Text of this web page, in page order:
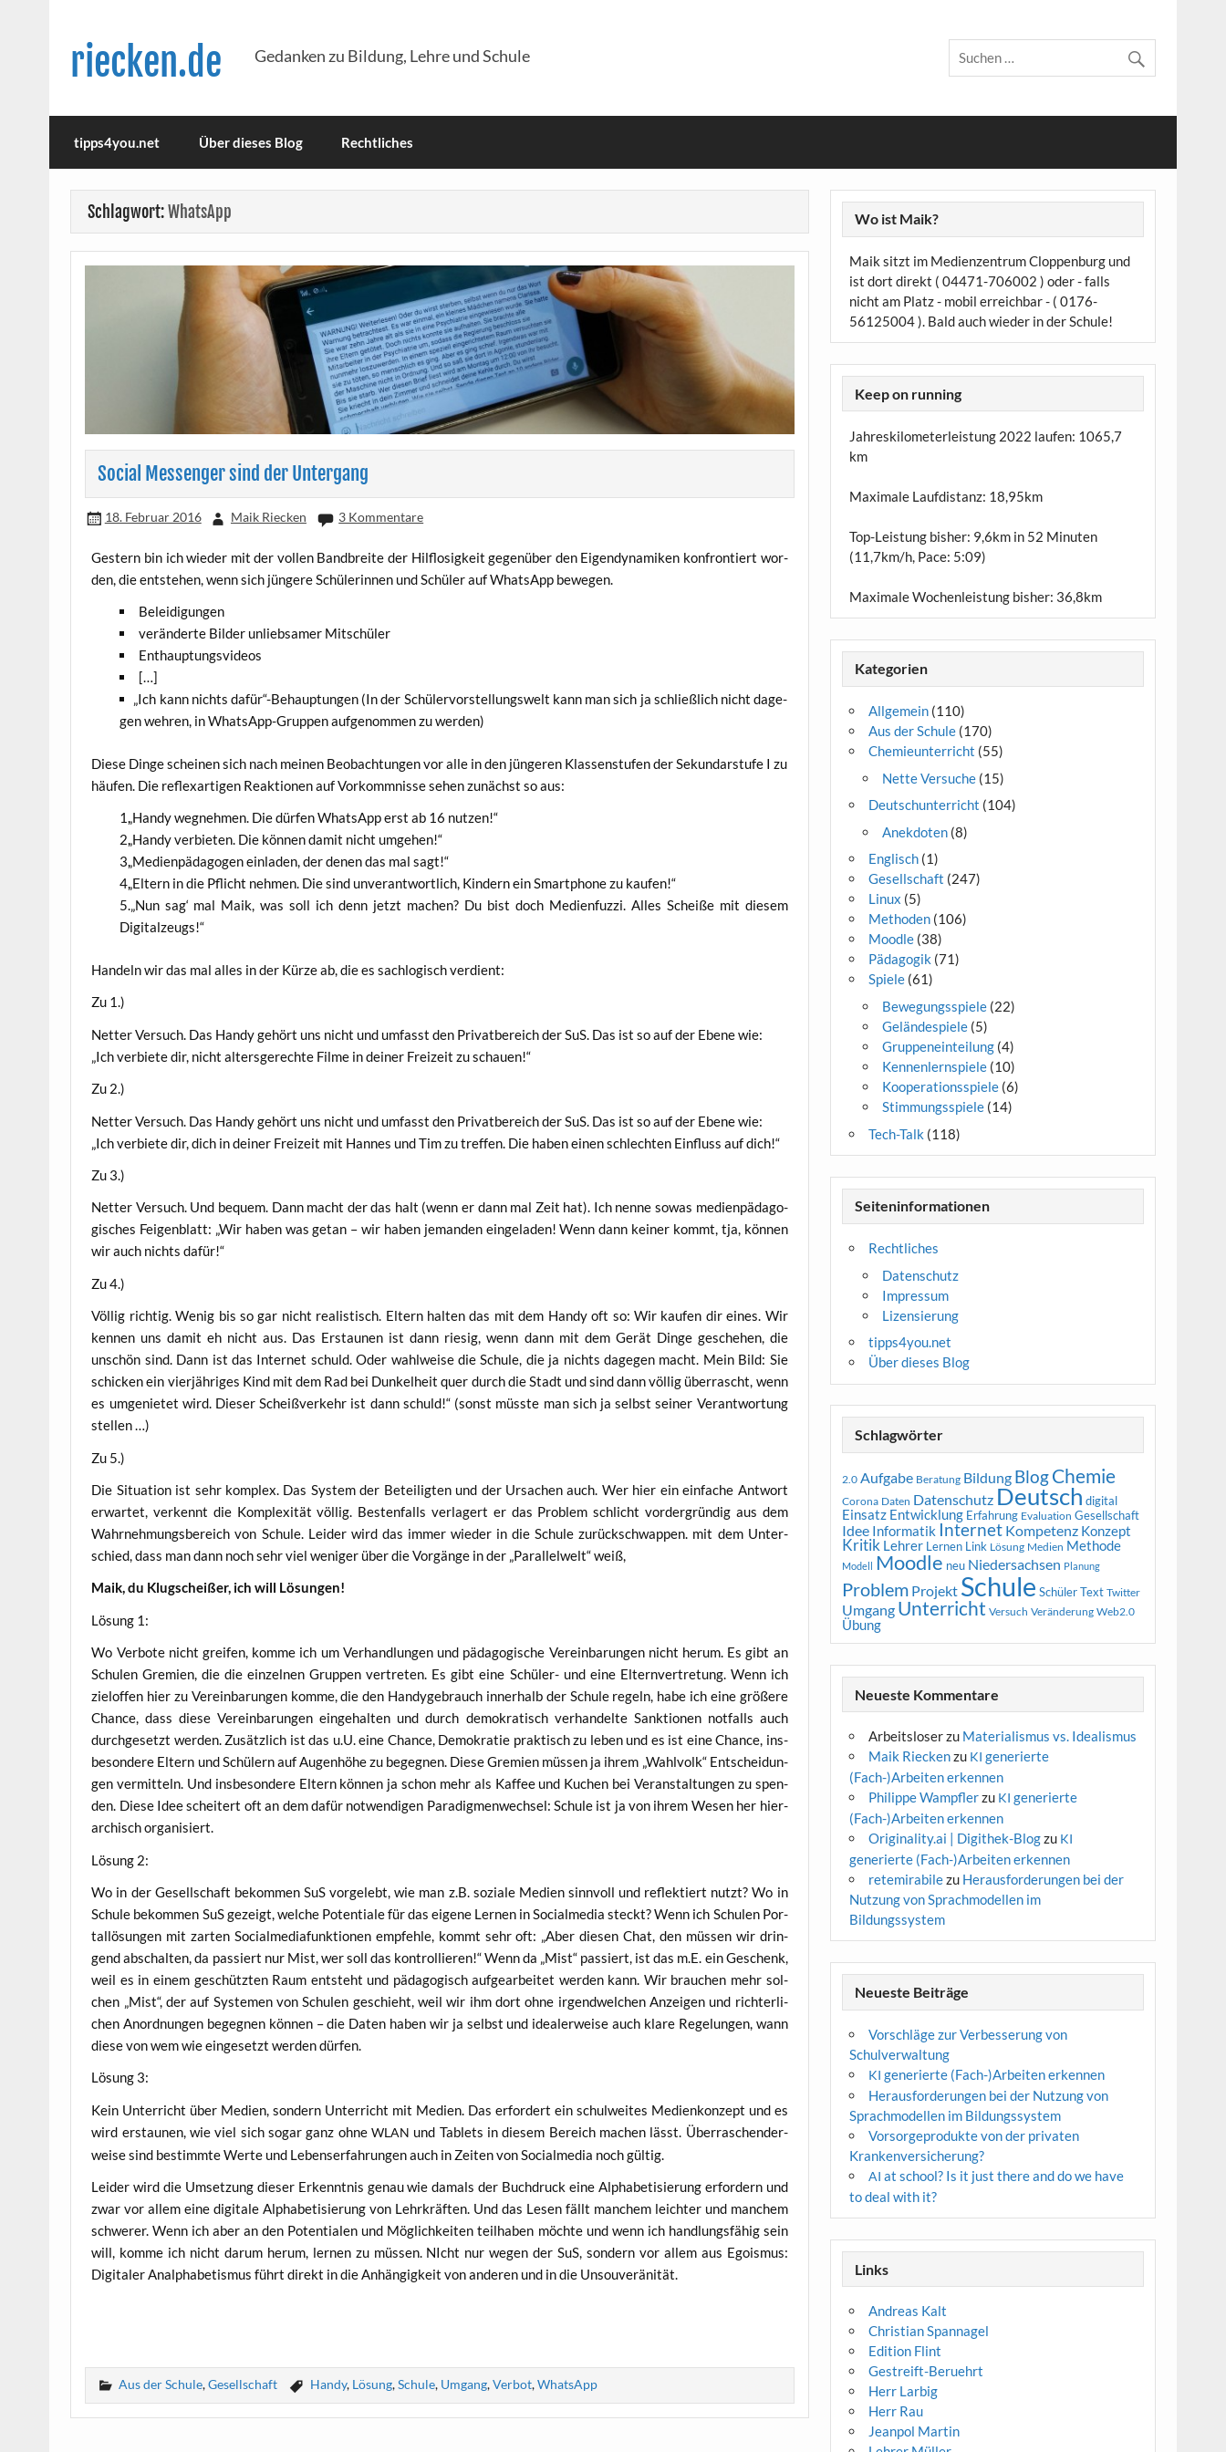
riecken.de Gedanken zu Bildung, Lehre und Schule
tipps4you.net Über dieses Blog Rechtliches
Schlagwort:WhatsApp
Social Messenger sind der Untergang
18. Februar 2016 Maik Riecken 3 Kommentare
Ges­tern bin ich wie­der mit der vol­len Band­brei­te der Hilf­lo­sig­keit gegen­über den Eigen­dy­na­mi­ken kon­fron­tiert wor­
den, die ent­ste­hen, wenn sich jün­ge­re Schü­le­rin­nen und Schü­ler auf Whats­App bewegen.
Belei­di­gun­gen
ver­än­der­te Bil­der unlieb­sa­mer Mitschüler
Ent­haup­tungs­vi­de­os
[…]
„Ich kann nichts dafür“-Behauptungen (In der Schü­ler­vor­stel­lungs­welt kann man sich ja schließ­lich nicht dage­
gen weh­ren, in Whats­App-Grup­pen auf­ge­nom­men zu werden)
Die­se Din­ge schei­nen sich nach mei­nen Beob­ach­tun­gen vor alle in den jün­ge­ren Klas­sen­stu­fen der Sekun­dar­stu­fe I zu
häu­fen. Die reflex­ar­ti­gen Reak­tio­nen auf Vor­komm­nis­se sehen zunächst so aus:
„Han­dy weg­neh­men. Die dür­fen Whats­App erst ab 16 nutzen!“
„Han­dy ver­bie­ten. Die kön­nen damit nicht umgehen!“
„Medi­en­päd­ago­gen ein­la­den, der denen das mal sagt!“
„Eltern in die Pflicht neh­men. Die sind unver­ant­wort­lich, Kin­dern ein Smart­phone zu kaufen!“
„Nun sag‘ mal Maik, was soll ich denn jetzt machen? Du bist doch Medi­en­fuz­zi. Alles Schei­ße mit die­sem
Digitalzeugs!“
Han­deln wir das mal alles in der Kür­ze ab, die es sach­lo­gisch verdient:
Zu 1.)
Net­ter Ver­such. Das Han­dy gehört uns nicht und umfasst den Pri­vat­be­reich der SuS. Das ist so auf der Ebe­ne wie:
„Ich ver­bie­te dir, nicht alters­ge­rech­te Fil­me in dei­ner Frei­zeit zu schauen!“
Zu 2.)
Net­ter Ver­such. Das Han­dy gehört uns nicht und umfasst den Pri­vat­be­reich der SuS. Das ist so auf der Ebe­ne wie:
„Ich ver­bie­te dir, dich in dei­ner Frei­zeit mit Han­nes und Tim zu tref­fen. Die haben einen schlech­ten Ein­fluss auf dich!“
Zu 3.)
Net­ter Ver­such. Und bequem. Dann macht der das halt (wenn er dann mal Zeit hat). Ich nen­ne sowas medi­en­päd­ago­
gi­sches Fei­gen­blatt: „Wir haben was getan – wir haben jeman­den ein­ge­la­den! Wenn dann kei­ner kommt, tja, kön­nen
wir auch nichts dafür!“
Zu 4.)
Völ­lig rich­tig. Wenig bis so gar nicht rea­lis­tisch. Eltern hal­ten das mit dem Han­dy oft so: Wir kau­fen dir eines. Wir
ken­nen uns damit eh nicht aus. Das Erstau­nen ist dann rie­sig, wenn dann mit dem Gerät Din­ge gesche­hen, die
unschön sind. Dann ist das Inter­net schuld. Oder wahl­wei­se die Schu­le, die ja nichts dage­gen macht. Mein Bild: Sie
schi­cken ein vier­jäh­ri­ges Kind mit dem Rad bei Dun­kel­heit quer durch die Stadt und sind dann völ­lig über­rascht, wenn
es umge­nie­tet wird. Die­ser Scheiß­ver­kehr ist dann schuld!“ (sonst müss­te man sich ja selbst sei­ner Ver­ant­wor­tung
stellen …)
Zu 5.)
Die Situa­ti­on ist sehr kom­plex. Das Sys­tem der Betei­lig­ten und der Ursa­chen auch. Wer hier ein ein­fa­che Ant­wort
erwar­tet, ver­kennt die Kom­ple­xi­tät völ­lig. Bes­ten­falls ver­la­gert er das Pro­blem schlicht vor­der­grün­dig aus dem
Wahr­neh­mungs­be­reich von Schu­le. Lei­der wird das immer wie­der in die Schu­le zurück­schwap­pen. mit dem Unter­
schied, dass man dann noch sehr viel weni­ger über die Vor­gän­ge in der „Par­al­lel­welt“ weiß,
Maik, du Klug­schei­ßer, ich will Lösungen!
Lösung 1:
Wo Ver­bo­te nicht grei­fen, kom­me ich um Ver­hand­lun­gen und päd­ago­gi­sche Ver­ein­ba­run­gen nicht her­um. Es gibt an
Schu­len Gre­mi­en, die die ein­zel­nen Grup­pen ver­tre­ten. Es gibt eine Schü­ler- und eine Eltern­ver­tre­tung. Wenn ich
ziel­of­fen hier zu Ver­ein­ba­run­gen kom­me, die den Han­dy­ge­brauch inner­halb der Schu­le regeln, habe ich eine grö­ße­re
Chan­ce, dass die­se Ver­ein­ba­run­gen ein­ge­hal­ten und durch demo­kra­tisch ver­han­del­te Sank­tio­nen not­falls auch
durch­ge­setzt wer­den. Zusätz­lich ist das u.U. eine Chan­ce, Demo­kra­tie prak­tisch zu leben und es ist eine Chan­ce, ins­
be­son­de­re Eltern und Schü­lern auf Augen­hö­he zu begeg­nen. Die­se Gre­mi­en müs­sen ja ihrem „Wahl­volk“ Ent­schei­dun­
gen ver­mit­teln. Und ins­be­son­de­re Eltern kön­nen ja schon mehr als Kaf­fee und Kuchen bei Ver­an­stal­tun­gen zu spen­
den. Die­se Idee schei­tert oft an dem dafür not­wen­di­gen Para­dig­men­wech­sel: Schu­le ist ja von ihrem Wesen her hier­
ar­chisch organisiert.
Lösung 2:
Wo in der Gesell­schaft bekom­men SuS vor­ge­lebt, wie man z.B. sozia­le Medi­en sinn­voll und reflek­tiert nutzt? Wo in
Schu­le bekom­men SuS gezeigt, wel­che Poten­tia­le für das eige­ne Ler­nen in Social­me­dia steckt? Wenn ich Schu­len Por­
tal­lö­sun­gen mit zar­ten Social­me­dia­funk­tio­nen emp­feh­le, kommt sehr oft: „Aber die­sen Chat, den müs­sen wir drin­
gend abschal­ten, da pas­siert nur Mist, wer soll das kon­trol­lie­ren!“ Wenn da „Mist“ pas­siert, ist das m.E. ein Geschenk,
weil es in einem geschütz­ten Raum ent­steht und päd­ago­gisch auf­ge­ar­bei­tet wer­den kann. Wir brau­chen mehr sol­
chen „Mist“, der auf Sys­te­men von Schu­len geschieht, weil wir ihm dort ohne irgend­wel­chen Anzei­gen und rich­ter­li­
chen Anord­nun­gen begeg­nen kön­nen – die Daten haben wir ja selbst und idea­ler­wei­se auch kla­re Rege­lun­gen, wann
die­se von wem wie ein­ge­setzt wer­den dürfen.
Lösung 3:
Kein Unter­richt über Medi­en, son­dern Unter­richt mit Medi­en. Das erfor­dert ein schul­wei­tes Medi­en­kon­zept und es
wird erstau­nen, wie viel sich sogar ganz ohne WLAN und Tablets in die­sem Bereich machen lässt. Über­ra­schen­der­
wei­se sind bestimm­te Wer­te und Lebens­er­fah­run­gen auch in Zei­ten von Social­me­dia noch gültig.
Lei­der wird die Umset­zung die­ser Erkennt­nis genau wie damals der Buch­druck eine Alpha­be­ti­sie­rung erfor­dern und
zwar vor allem eine digi­ta­le Alpha­be­ti­sie­rung von Lehr­kräf­ten. Und das Lesen fällt man­chem leich­ter und man­chem
schwe­rer. Wenn ich aber an den Poten­tia­len und Mög­lich­kei­ten teil­ha­ben möch­te und wenn ich hand­lungs­fä­hig sein
will, kom­me ich nicht dar­um her­um, ler­nen zu müs­sen. NIcht nur wegen der SuS, son­dern vor allem aus Ego­is­mus:
Digi­ta­ler Analpha­be­tis­mus führt direkt in die Anhän­gig­keit von ande­ren und in die Unsouveränität.
Aus der Schule,Gesellschaft Handy, Lösung,Schule, Umgang,Verbot,WhatsApp
Wo ist Maik?
Maik sitzt im Medienzentrum Cloppenburg und
ist dort direkt ( 04471-706002 ) oder - falls
nicht am Platz - mobil erreichbar - ( 0176-
56125004 ). Bald auch wieder in der Schule!
Keep on running
Jahreskilometerleistung 2022 laufen: 1065,7
km
Maximale Laufdistanz: 18,95km
Top-Leistung bisher: 9,6km in 52 Minuten
(11,7km/h, Pace: 5:09)
Maximale Wochenleistung bisher: 36,8km
Kategorien
Allgemein (110)
Aus der Schule (170)
Chemieunterricht (55)
Nette Versuche (15)
Deutschunterricht (104)
Anekdoten (8)
Englisch (1)
Gesellschaft (247)
Linux (5)
Methoden (106)
Moodle (38)
Pädagogik (71)
Spiele (61)
Bewegungsspiele (22)
Geländespiele (5)
Gruppeneinteilung (4)
Kennenlernspiele (10)
Kooperationsspiele (6)
Stimmungsspiele (14)
Tech-Talk (118)
Seiteninformationen
Rechtliches
Datenschutz
Impressum
Lizensierung
tipps4you.net
Über dieses Blog
Schlagwörter
2.0 Aufgabe Beratung Bildung BlogChemie
Corona Daten Datenschutz Deutsch digital
Einsatz Entwicklung Erfahrung Evaluation Gesellschaft
Idee Informatik Internet Kompetenz Konzept
Kritik Lehrer Lernen Link Lösung Medien Methode
Modell Moodle neu Niedersachsen Planung
Problem Projekt Schule Schüler Text Twitter
Umgang Unterricht Versuch Veränderung Web2.0
Übung
Neueste Kommentare
Arbeitsloserzu Materialismus vs. Idealismus
Maik Rieckenzu KI generierte
(Fach-)Arbeiten erkennen
Philippe Wampflerzu KI generierte
(Fach-)Arbeiten erkennen
Originality.ai | Digithek-Blogzu KI
generierte (Fach-)Arbeiten erkennen
retemirabilezu Herausforderungen bei der
Nutzung von Sprachmodellen im
Bildungssystem
Neueste Beiträge
Vorschläge zur Verbesserung von
Schulverwaltung
KI generierte (Fach-)Arbeiten erkennen
Herausforderungen bei der Nutzung von
Sprachmodellen im Bildungssystem
Vorsorgeprodukte von der privaten
Krankenversicherung?
AI at school? Is it just there and do we have
to deal with it?
Links
Andreas Kalt
Christian Spannagel
Edition Flint
Gestreift-Beruehrt
Herr Larbig
Herr Rau
Jeanpol Martin